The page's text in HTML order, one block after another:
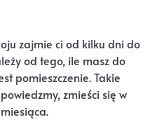
zajmie ci od kilku dni do
od tego, ile masz do
pomieszczenie. Takie
zmieści się w